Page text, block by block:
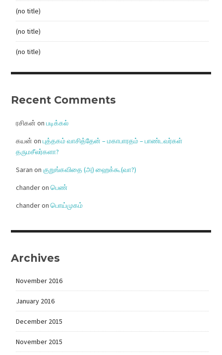
(no title)
(no title)
(no title)
Recent Comments
ரசிகன் on படிக்கல்
கயன் on புத்தகம் வாசித்தேன் – மகாபாரதம் – பாண்டவர்கள்
தருமசீலர்களா?
Saran on குறுங்கவிதை (அ) ஹைக்கூ(வா?)
chanderon பெண்
chanderon பொய்முகம்
Archives
November 2016
January 2016
December 2015
November 2015